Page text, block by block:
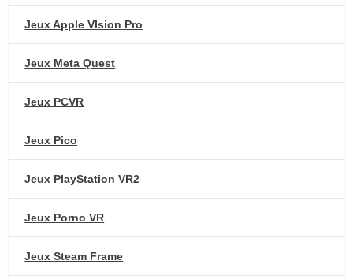
Jeux Apple VIsion Pro
Jeux Meta Quest
Jeux PCVR
Jeux Pico
Jeux PlayStation VR2
Jeux Porno VR
Jeux Steam Frame